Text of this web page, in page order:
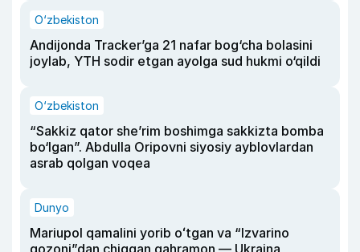
O‘zbekiston
Andijonda Tracker’ga 21 nafar bog‘cha bolasini
joylab, YTH sodir etgan ayolga sud hukmi o‘qildi
O‘zbekiston
“Sakkiz qator she’rim boshimga sakkizta bomba
bo‘lgan”. Abdulla Oripovni siyosiy ayblovlardan
asrab qolgan voqea
Dunyo
Mariupol qamalini yorib oʻtgan va “Izvarino